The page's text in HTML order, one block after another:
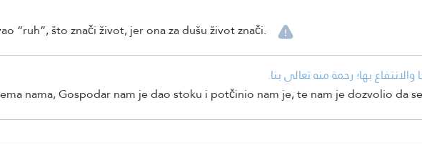
“ruh”, što znači život, jer ona za dušu život znači.
بها؛ رحمة منه تعالى بنا.
nama, Gospodar nam je dao stoku i potčinio nam je, te nam je dozvolio da